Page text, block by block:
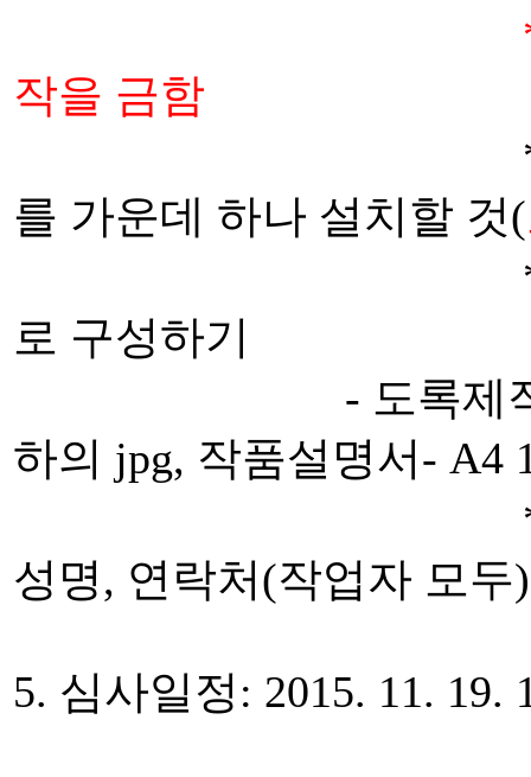
작을 금함
* 판넬은 벽
를 가운데 하나 설치할 것(
* 판넬은 단
로 구성하기
- 도록제작용
하의 jpg, 작품설명서- A4
* 겉표지 기
성명, 연락처(작업자 모
5. 심사일정: 2015. 11. 19.